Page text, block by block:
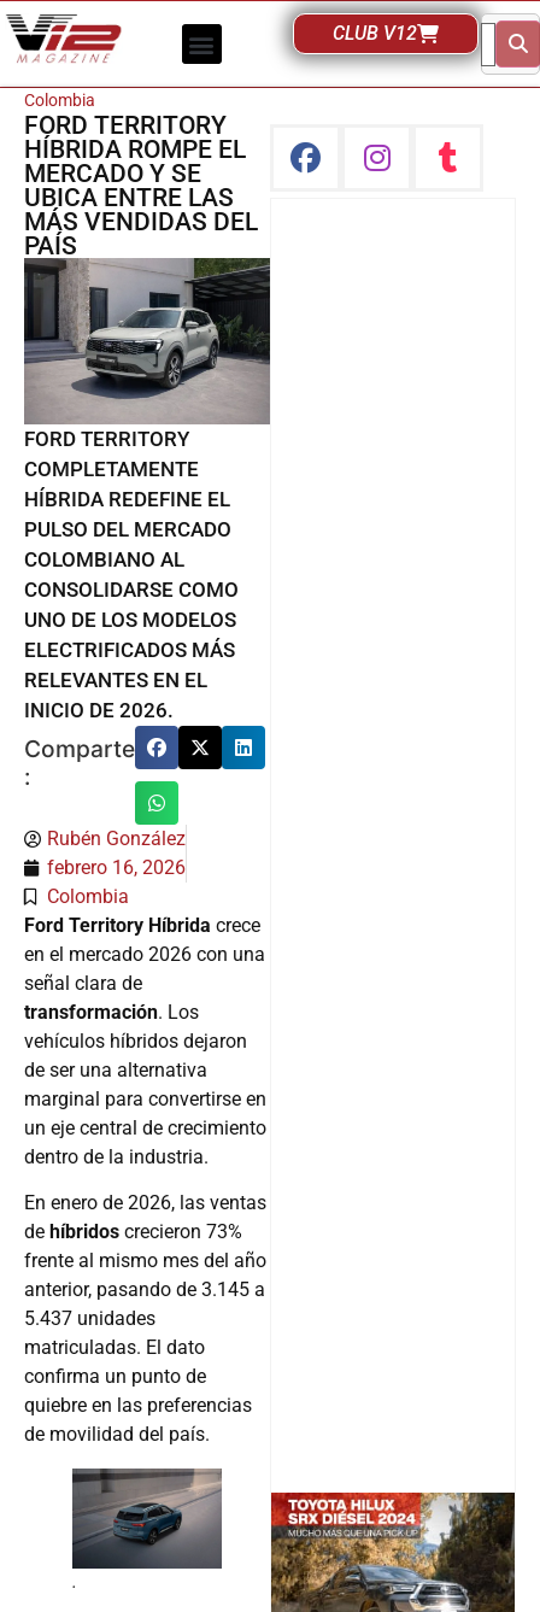
CLUB V12
Colombia
FORD TERRITORY
HÍBRIDA ROMPE EL
MERCADO Y SE
UBICA ENTRE LAS
MÁS VENDIDAS DEL
PAÍS
FORD TERRITORY
COMPLETAMENTE
HÍBRIDA REDEFINE EL
PULSO DEL MERCADO
COLOMBIANO AL
CONSOLIDARSE COMO
UNO DE LOS MODELOS
ELECTRIFICADOS MÁS
RELEVANTES EN EL
INICIO DE 2026.
Comparte
:
Rubén González
febrero 16, 2026
Colombia
Ford Territory Híbrida crece
en el mercado 2026 con una
señal clara de
transformación. Los
vehículos híbridos dejaron
de ser una alternativa
marginal para convertirse en
un eje central de crecimiento
dentro de la industria.
En enero de 2026, las ventas
de híbridos crecieron 73%
frente al mismo mes del año
anterior, pasando de 3.145 a
5.437 unidades
matriculadas. El dato
confirma un punto de
quiebre en las preferencias
de movilidad del país.
.